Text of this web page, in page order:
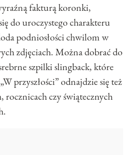
fakturą koronki,
do uroczystego charakteru
podniosłości chwilom w
zdjęciach. Można dobrać do
szpilki slingback, które
przyszłości” odnajdzie się też
rocznicach czy świątecznych